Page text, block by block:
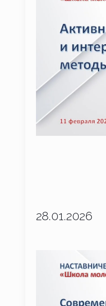
28.01.2026